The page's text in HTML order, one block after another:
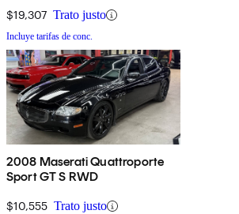
$19,307 Trato justo
Incluye tarifas de conc.
2008 Maserati Quattroporte
Sport GT S RWD
$10,555 Trato justo